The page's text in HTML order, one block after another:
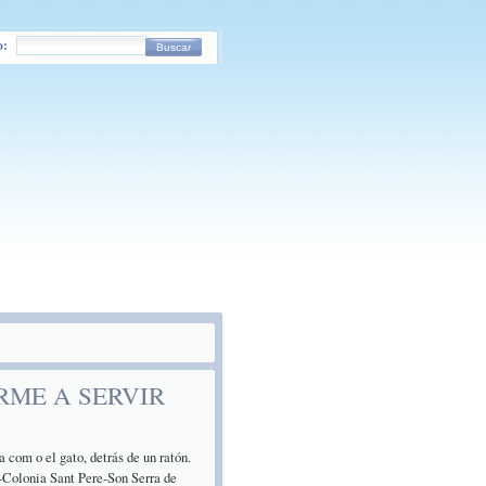
A SERVIR
com o el gato, detrás de un ratón.
Sant Pere-Son Serra de
Buscar